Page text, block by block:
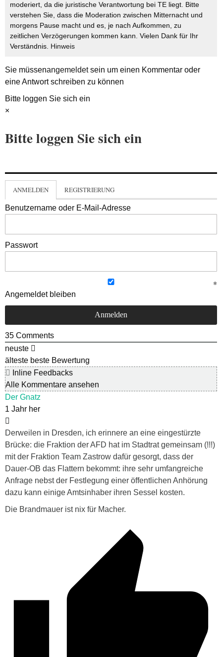
moderiert, da die juristische Verantwortung bei TE liegt. Bitte
verstehen Sie, dass die Moderation zwischen Mitternacht und
morgens Pause macht und es, je nach Aufkommen, zu
zeitlichen Verzögerungen kommen kann. Vielen Dank für Ihr
Verständnis. Hinweis
Sie müssenangemeldetsein um einen Kommentar oder
eine Antwort schreiben zu können
Bitte loggen Sie sich ein
×
Bitte loggen Sie sich ein
ANMELDEN REGISTRIERUNG
Benutzername oder E-Mail-Adresse
Passwort
Angemeldet bleiben
35 Comments
neuste
älteste beste Bewertung
Inline Feedbacks
Alle Kommentare ansehen
Der Gnatz
1 Jahr her
Derweilen in Dresden, ich erinnere an eine eingestürzte
Brücke: die Fraktion der AFD hat im Stadtrat gemeinsam (!!!)
mit der Fraktion Team Zastrow dafür gesorgt, dass der
Dauer-OB das Flattern bekommt: ihre sehr umfangreiche
Anfrage nebst der Festlegung einer öffentlichen Anhörung
dazu kann einige Amtsinhaber ihren Sessel kosten.
Die Brandmauer ist nix für Macher.